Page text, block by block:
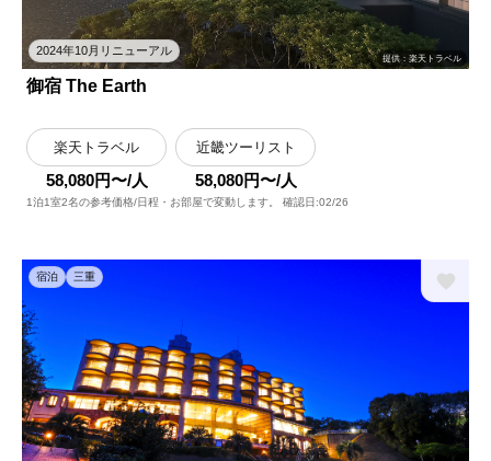
2024年10月リニューアル
提供：楽天トラベル
御宿 The Earth
楽天トラベル
58,080円〜/人
近畿ツーリスト
58,080円〜/人
1泊1室2名の参考価格/日程・お部屋で変動します。 確認日:02/26
宿泊 三重